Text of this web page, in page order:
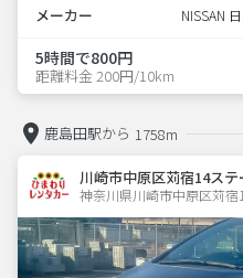
メーカー NISSAN
5時間で800円
距離料金 200円/10km
鹿島田駅から 1758m
川崎市中原区苅宿14ステ
神奈川県川崎市中原区苅宿